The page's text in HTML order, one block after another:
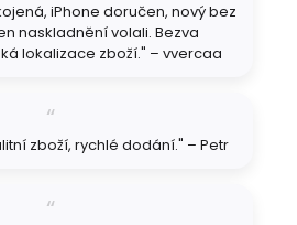
iPhone doručen, nový bez
naskladnění volali. Bezva
lokalizace zboží." – vvercaa
zboží, rychlé dodání." – Petr